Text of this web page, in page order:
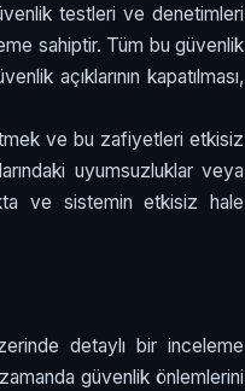
testleri ve denetimleri
sahiptir. Tüm bu güvenlik
açıklarının kapatılması,
ve bu zafiyetleri etkisiz
uyumsuzluklar veya
ve sistemin etkisiz hale
detaylı bir inceleme
güvenlik önlemlerini